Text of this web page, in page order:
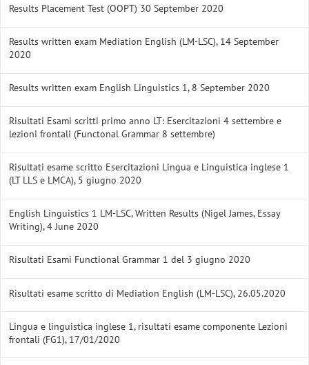
Results Placement Test (OOPT) 30 September 2020
Results written exam Mediation English (LM-LSC), 14 September
2020
Results written exam English Linguistics 1, 8 September 2020
Risultati Esami scritti primo anno LT: Esercitazioni 4 settembre e
lezioni frontali (Functonal Grammar 8 settembre)
Risultati esame scritto Esercitazioni Lingua e Linguistica inglese 1
(LT LLS e LMCA), 5 giugno 2020
English Linguistics 1 LM-LSC, Written Results (Nigel James, Essay
Writing), 4 June 2020
Risultati Esami Functional Grammar 1 del 3 giugno 2020
Risultati esame scritto di Mediation English (LM-LSC), 26.05.2020
Lingua e linguistica inglese 1, risultati esame componente Lezioni
frontali (FG1), 17/01/2020